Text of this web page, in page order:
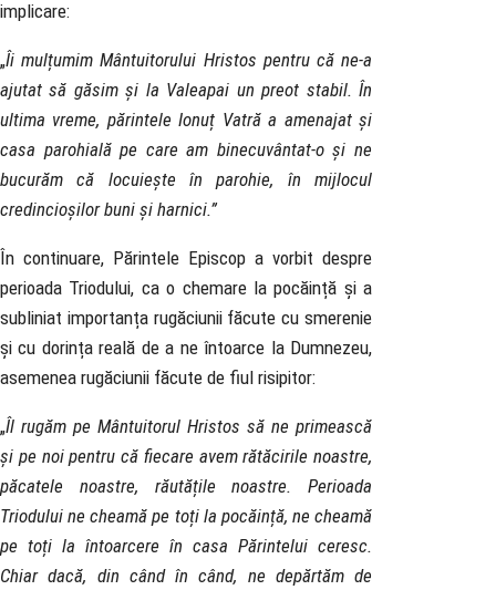
implicare:
„Îi mulțumim Mântuitorului Hristos pentru că ne-a
ajutat să găsim și la Valeapai un preot stabil. În
ultima vreme, părintele Ionuț Vatră a amenajat și
casa parohială pe care am binecuvântat-o și ne
bucurăm că locuiește în parohie, în mijlocul
credincioșilor buni și harnici.”
În continuare, Părintele Episcop a vorbit despre
perioada Triodului, ca o chemare la pocăință și a
subliniat importanța rugăciunii făcute cu smerenie
și cu dorința reală de a ne întoarce la Dumnezeu,
asemenea rugăciunii făcute de fiul risipitor:
„Îl rugăm pe Mântuitorul Hristos să ne primească
și pe noi pentru că fiecare avem rătăcirile noastre,
păcatele noastre, răutățile noastre. Perioada
Triodului ne cheamă pe toți la pocăință, ne cheamă
pe toți la întoarcere în casa Părintelui ceresc.
Chiar dacă, din când în când, ne depărtăm de